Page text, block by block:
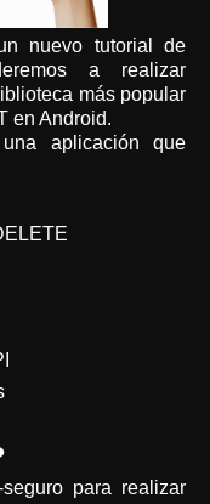
nuevo tutorial de
a realizar
más popular
en Android.
aplicación que
para realizar